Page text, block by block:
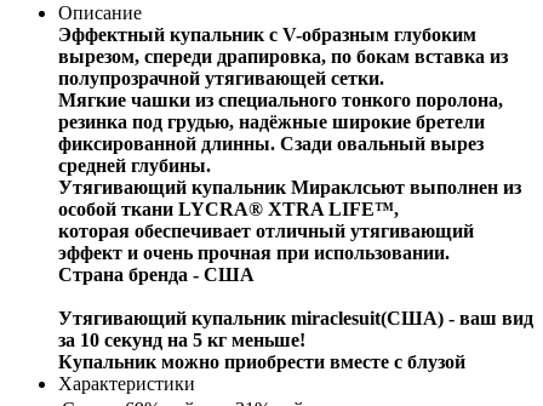
Описание
Эффектный купальник с V-образным глубоким
вырезом, спереди драпировка, по бокам вставка из
полупрозрачной утягивающей сетки.
Мягкие чашки из специального тонкого поролона,
резинка под грудью, надёжные широкие бретели
фиксированной длинны. Сзади овальный вырез
средней глубины.
Утягивающий купальник Мираклсьют выполнен из
особой ткани LYCRA® XTRA LIFE™,
которая обеспечивает отличный утягивающий
эффект и очень прочная при использовании.
Страна бренда - США
Утягивающий купальник miraclesuit(США) - ваш вид
за 10 секунд на 5 кг меньше!
Купальник можно приобрести вместе с блузой
Характеристики